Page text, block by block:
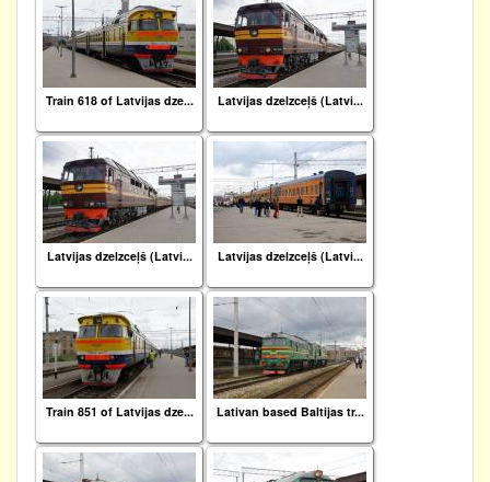
Train 618 of Latvijas dze... Latvijas dzelzceļš (Latvi...
Latvijas dzelzceļš (Latvi... Latvijas dzelzceļš (Latvi...
Train 851 of Latvijas dze... Lativan based Baltijas tr...